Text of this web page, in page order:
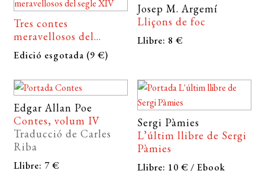
Tres contes
meravellosos del...
Edició esgotada (9 €)
Josep M. Argemí
Lliçons de foc
Llibre: 8 €
Edgar Allan Poe
Contes, volum IV
Traducció de Carles
Riba
Llibre: 7 €
Sergi Pàmies
L’últim llibre de Sergi
Pàmies
Llibre: 10 € / Ebook